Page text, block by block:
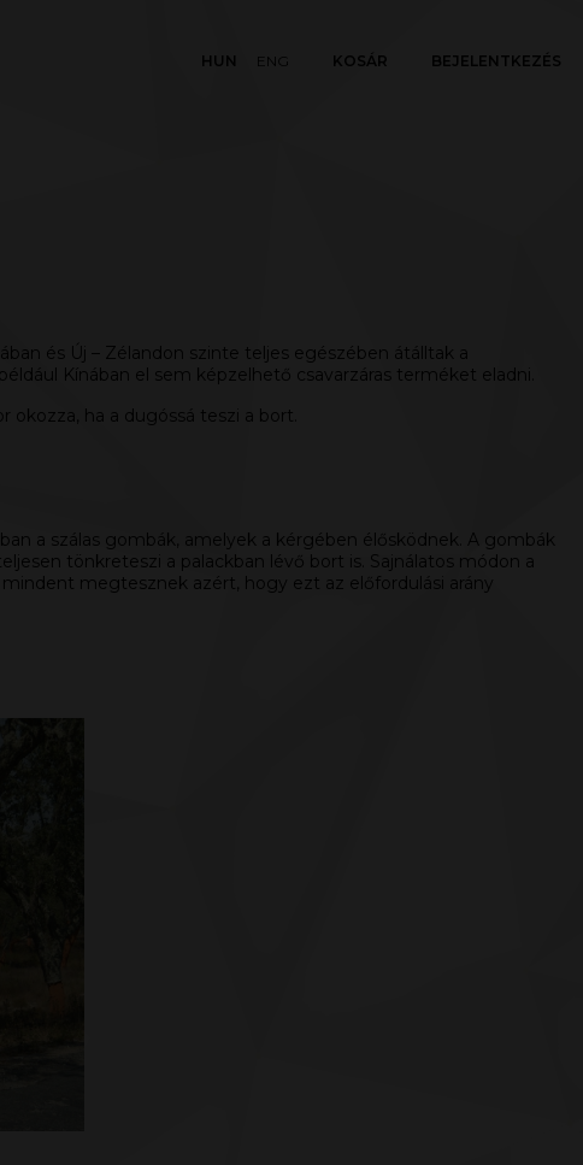
HUN ENG KOSÁR BEJELENTKEZÉS
és Új – Zélandon szinte teljes egészében átálltak a
Kínában el sem képzelhető csavarzáras terméket eladni.
ha a dugóssá teszi a bort.
a szálas gombák, amelyek a kérgében élősködnek. A gombák
tönkreteszi a palackban lévő bort is. Sajnálatos módon a
megtesznek azért, hogy ezt az előfordulási arány